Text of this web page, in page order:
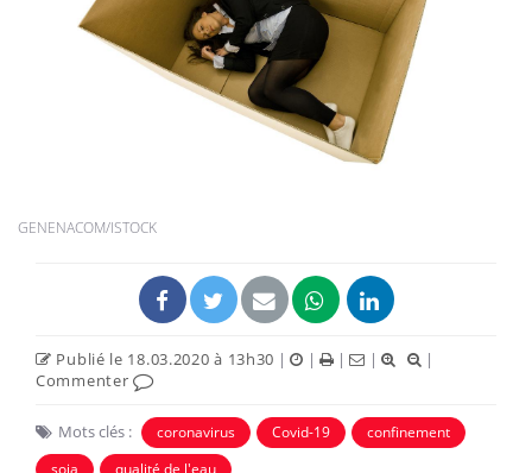
GENENACOM/ISTOCK
Publié le 18.03.2020 à 13h30 | | | |
|
Commenter
Mots clés : coronavirus Covid-19
confinement
soja
qualité de l'eau